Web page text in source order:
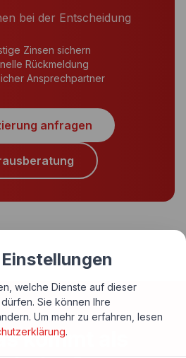
bei der Entscheidung
Zinsen sichern
Rückmeldung
Ansprechpartner
anfragen
kommt als
welche Dienste auf dieser
Sie können Ihre
Um mehr zu erfahren, lesen
.